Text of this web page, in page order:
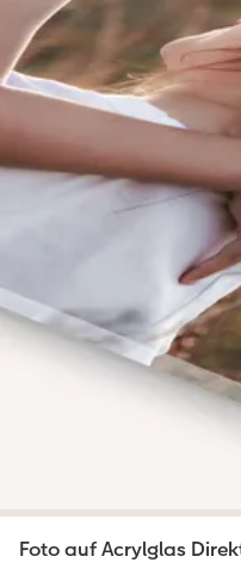
Foto auf Acrylglas